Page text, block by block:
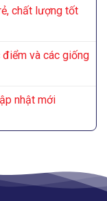
chất lượng tốt
và các giống
nhật mới